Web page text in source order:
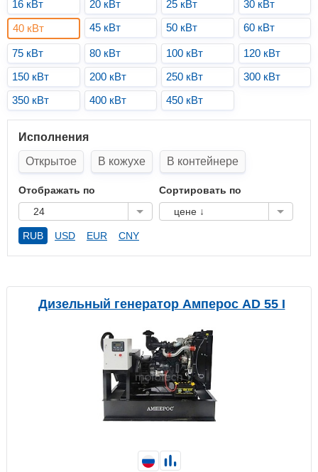
16 кВт
20 кВт 25 кВт
30 кВт
40 кВт
45 кВт 50 кВт 60 кВт
75 кВт 80 кВт 100 кВт
120 кВт
150 кВт
200 кВт 250 кВт
300 кВт
350 кВт
400 кВт 450 кВт
Исполнения
Открытое
В кожухе В контейнере
Отображать по
24
Сортировать по
цене ↓
RUB USD EUR CNY
Дизельный генератор Амперос AD 55 I